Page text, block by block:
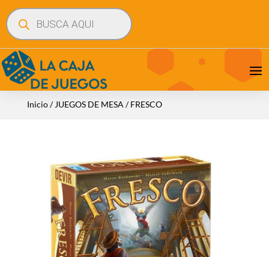
Búsqueda
de
productos
Inicio/ JUEGOS DE MESA / FRESCO